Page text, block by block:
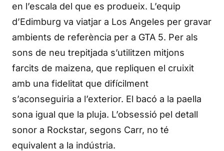
en l’escala del que es produeix. L’equip
d’Edimburg va viatjar a Los Angeles per gravar
ambients de referència per a GTA 5. Per als
sons de neu trepitjada s’utilitzen mitjons
farcits de maizena, que repliquen el cruixit
amb una fidelitat que difícilment
s’aconseguiria a l’exterior. El bacó a la paella
sona igual que la pluja. L’obsessió pel detall
sonor a Rockstar, segons Carr, no té
equivalent a la indústria.